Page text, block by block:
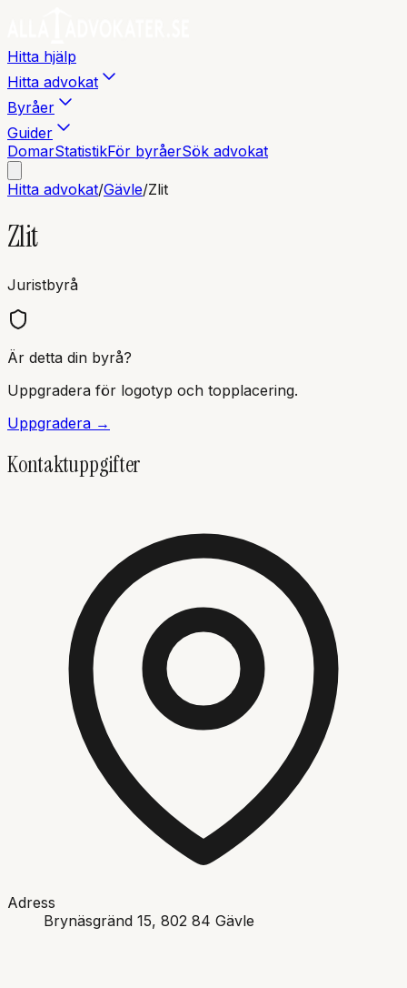
Hitta hjälp
Hitta advokat
Byråer
Guider
DomarStatistikFör byråerSök advokat
Hitta advokat/Gävle/Zlit
Zlit
Juristbyrå
Är detta din byrå?
Uppgradera för logotyp och topplacering.
Uppgradera →
Kontaktuppgifter
Adress
Brynäsgränd 15, 802 84 Gävle